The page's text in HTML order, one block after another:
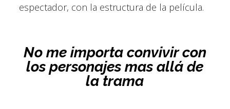
espectador, con la estructura de la película.
No me importa convivir con
los personajes mas allá de
la trama